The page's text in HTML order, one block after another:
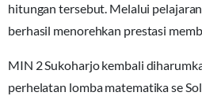
hitungan tersebut. Melalui
berhasil menorehkan prestasi
MIN 2 Sukoharjo kembali
perhelatan lomba matematika se